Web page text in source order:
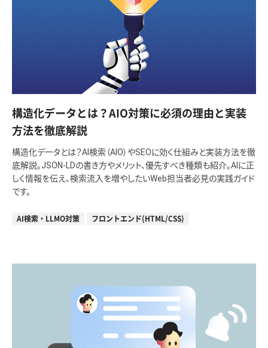
構造化データとは？AIO対策に必須の理由と実装
方法を徹底解説
構造化データとは？AI検索（AIO）やSEOに効く仕組みと実装方法を徹
底解説。JSON-LDの書き方やメリット、優先すべき種類も紹介。AIに正
しく情報を伝え、検索流入を増やしたいWeb担当者必見の実践ガイド
です。
AI検索・LLMO対策 フロントエンド(HTML/CSS)